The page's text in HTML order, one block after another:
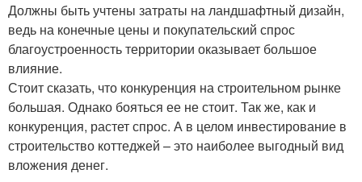
Должны быть учтены затраты на ландшафтный дизайн,
ведь на конечные цены и покупательский спрос
благоустроенность территории оказывает большое
влияние.
Стоит сказать, что конкуренция на строительном рынке
большая. Однако бояться ее не стоит. Так же, как и
конкуренция, растет спрос. А в целом инвестирование в
строительство коттеджей – это наиболее выгодный вид
вложения денег.